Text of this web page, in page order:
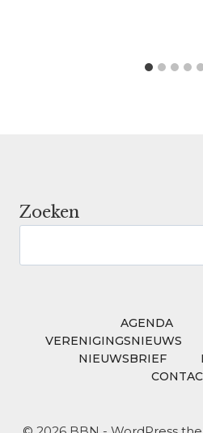
Zoeken
AGENDA
VERENIGINGSNIEUWS
NIEUWSBRIEF